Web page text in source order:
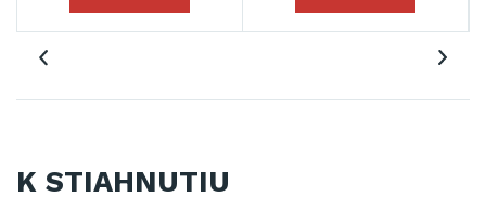
K STIAHNUTIU